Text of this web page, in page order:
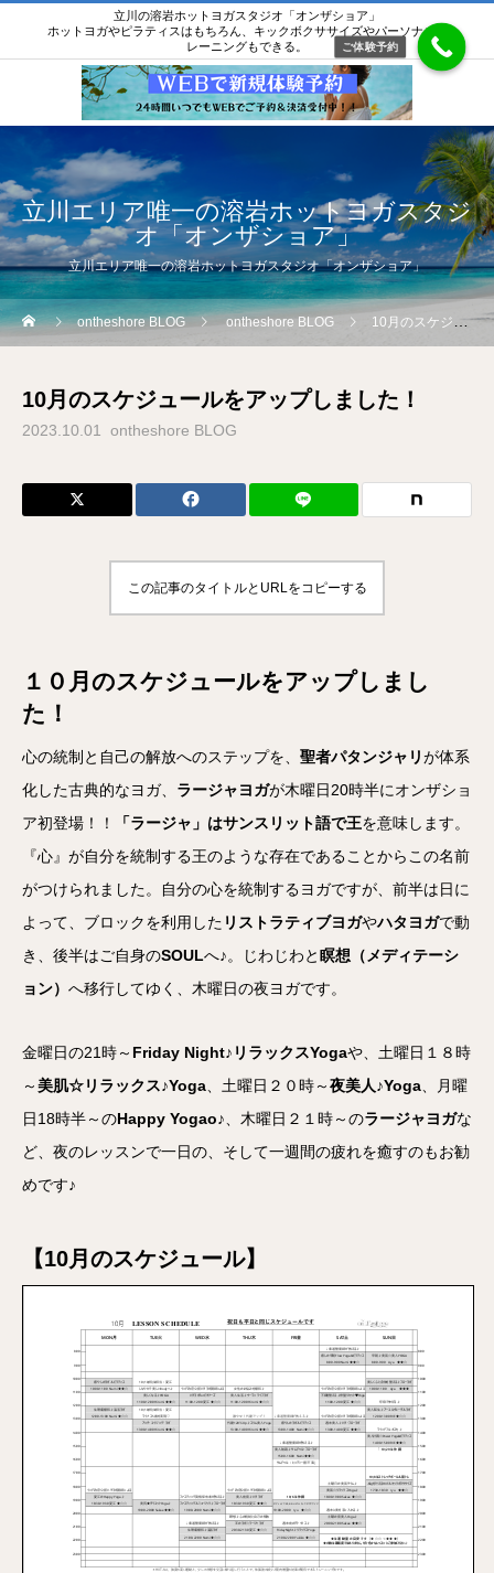
立川の溶岩ホットヨガスタジオ「オンザショア」
ホットヨガやピラティスはもちろん、キックボクササイズやパーソナルト
レーニングもできる。
立川エリア唯一の溶岩ホットヨガスタジ
オ「オンザショア」
立川エリア唯一の溶岩ホットヨガスタジオ「オンザショア」
ontheshore BLOG ontheshore BLOG 10月のスケジュールをアップしました！
10月のスケジュールをアップしました！
2023.10.01 ontheshore BLOG
この記事のタイトルとURLをコピーする
１０月のスケジュールをアップしまし
た！
心の統制と自己の解放へのステップを、 聖者パタンジャリが体系
化した古典的なヨガ、 ラージャヨガが木曜日20時半にオンザショ
ア初登場！！
「ラージャ」はサンスリット語で王を意味します。
『心』が自分を統制する王のような存在であることからこの名前
がつけられました。自分の心を統制するヨガですが、前半は日に
よって、ブロックを利用した リストラティブヨガやハタヨガで動
き、後半はご自身のSOULへ♪。じわじわと瞑想（メディテーシ
ョン） へ移行してゆく、木曜日の夜ヨガです。
金曜日の21時～ Friday Night♪リラックスYogaや、土曜日１８時
～美肌☆リラックス♪Yoga 、土曜日２０時～夜美人♪Yoga 、月曜
日18時半～のHappy Yogao♪ 、木曜日２１時～のラージャヨガな
ど、夜のレッスンで一日の、そして一週間の疲れを癒すのもお勧
めです♪
【10月のスケジュール】
ご体験予約